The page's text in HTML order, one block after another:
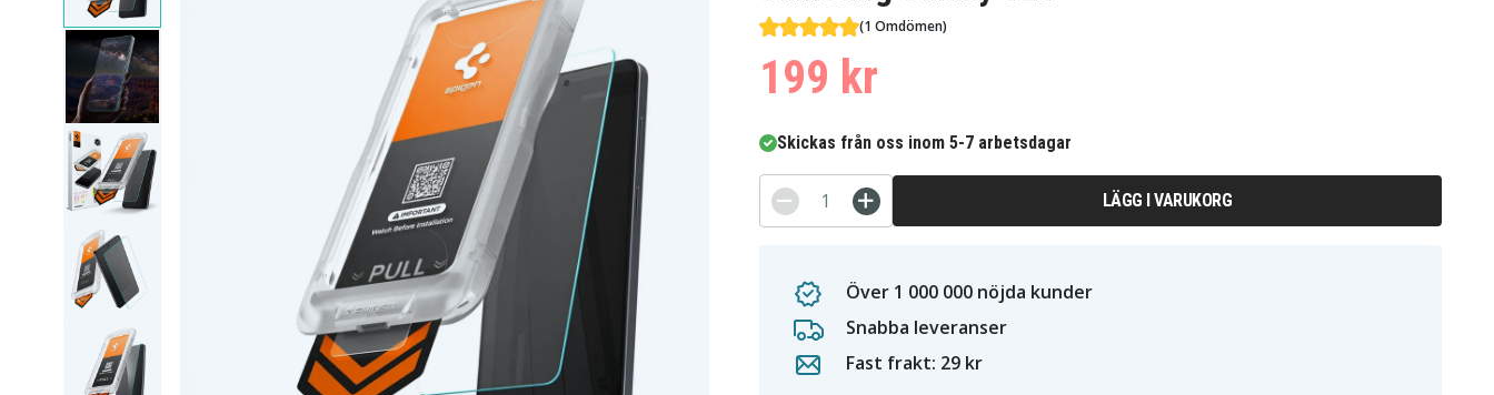
(1 Omdömen)
199 kr
Skickas från oss inom 5-7 arbetsdagar
LÄGG I VARUKORG
Över 1 000 000 nöjda kunder
Snabba leveranser
Fast frakt: 29 kr